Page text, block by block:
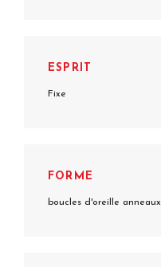
ESPRIT
Fixe
FORME
boucles d'oreille anneaux